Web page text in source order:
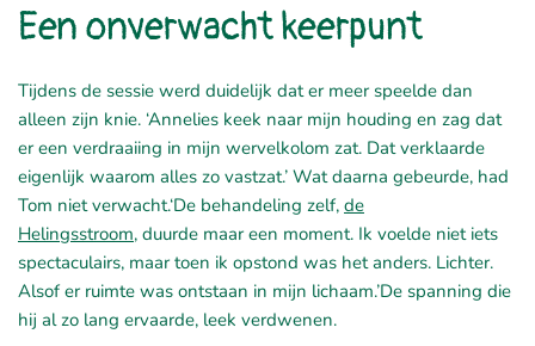
Een onverwacht keerpunt
Tijdens de sessie werd duidelijk dat er meer speelde dan
alleen zijn knie. ‘Annelies keek naar mijn houding en zag dat
er een verdraaiing in mijn wervelkolom zat. Dat verklaarde
eigenlijk waarom alles zo vastzat.’ Wat daarna gebeurde, had
Tom niet verwacht.‘De behandeling zelf, de
Helingsstroom, duurde maar een moment. Ik voelde niet iets
spectaculairs, maar toen ik opstond was het anders. Lichter.
Alsof er ruimte was ontstaan in mijn lichaam.’De spanning die
hij al zo lang ervaarde, leek verdwenen.